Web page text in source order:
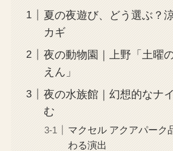
夏の夜遊び、どう選ぶ？
カギ
夜の動物園｜上野「土曜
えん」
夜の水族館｜幻想的なナ
む
マクセル アクアパーク
わる演出